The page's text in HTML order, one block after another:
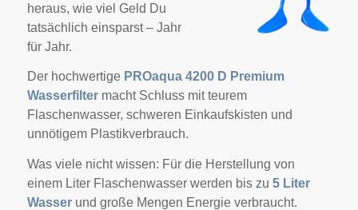
heraus, wie viel Geld Du
tatsächlich einsparst – Jahr
für Jahr.
Der hochwertige PROaqua 4200 D Premium
Wasserfiltermacht Schluss mit teurem
Flaschenwasser, schweren Einkaufskisten und
unnötigem Plastikverbrauch.
Was viele nicht wissen: Für die Herstellung von
einem Liter Flaschenwasser werden bis zu 5 Liter
Wasserund große Mengen Energie verbraucht.